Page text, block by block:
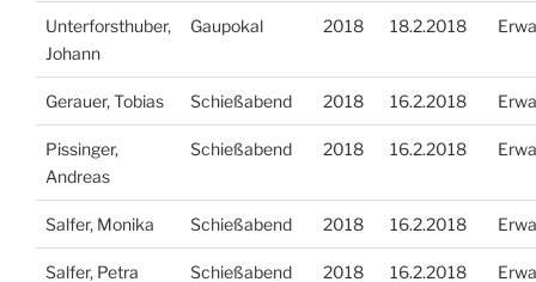
Unterforsthuber,
Johann
Gaupokal 2018 18.2.2018
Gerauer, Tobias Schießabend 2018 16.2.2018
Pissinger,
Andreas
Schießabend 2018 16.2.2018
Salfer, Monika Schießabend 2018 16.2.2018
Salfer, Petra Schießabend 2018 16.2.2018